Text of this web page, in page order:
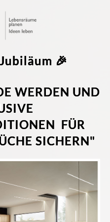
🎉
WERDEN UND
FÜR
SICHERN"